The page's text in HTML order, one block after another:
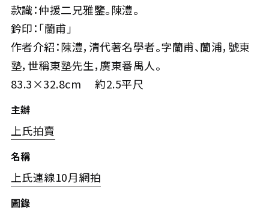
款識：仲援二兄雅鑒。陳澧。
鈐印：「蘭甫」
作者介紹：陳澧，清代著名學者。字蘭甫、蘭浦，號東
塾，世稱東塾先生，廣東番禺人。
83.3×32.8cm 約2.5平尺
主辦
上氏拍賣
名稱
上氏連線10月網拍
圖錄